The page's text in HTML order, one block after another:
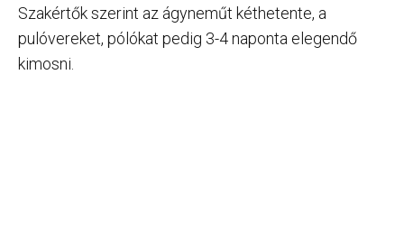
Szakértők szerint az ágyneműt kéthetente, a
pulóvereket, pólókat pedig 3-4 naponta elegendő
kimosni.